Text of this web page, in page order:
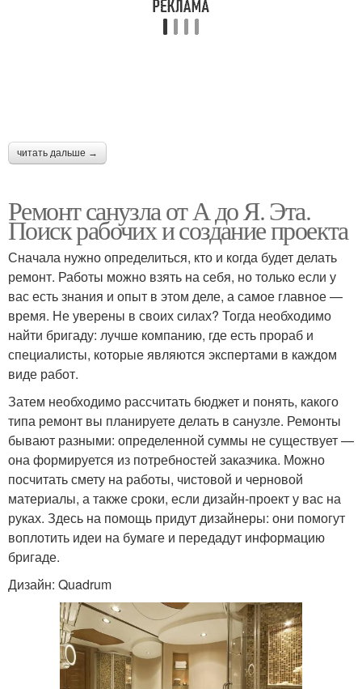
читать дальше →
Ремонт санузла от А до Я. Эта.
Поиск рабочих и создание проекта
Сначала нужно определиться, кто и когда будет делать
ремонт. Работы можно взять на себя, но только если у
вас есть знания и опыт в этом деле, а самое главное —
время. Не уверены в своих силах? Тогда необходимо
найти бригаду: лучше компанию, где есть прораб и
специалисты, которые являются экспертами в каждом
виде работ.
Затем необходимо рассчитать бюджет и понять, какого
типа ремонт вы планируете делать в санузле. Ремонты
бывают разными: определенной суммы не существует —
она формируется из потребностей заказчика. Можно
посчитать смету на работы, чистовой и черновой
материалы, а также сроки, если дизайн-проект у вас на
руках. Здесь на помощь придут дизайнеры: они помогут
воплотить идеи на бумаге и передадут информацию
бригаде.
Дизайн: Quadrum